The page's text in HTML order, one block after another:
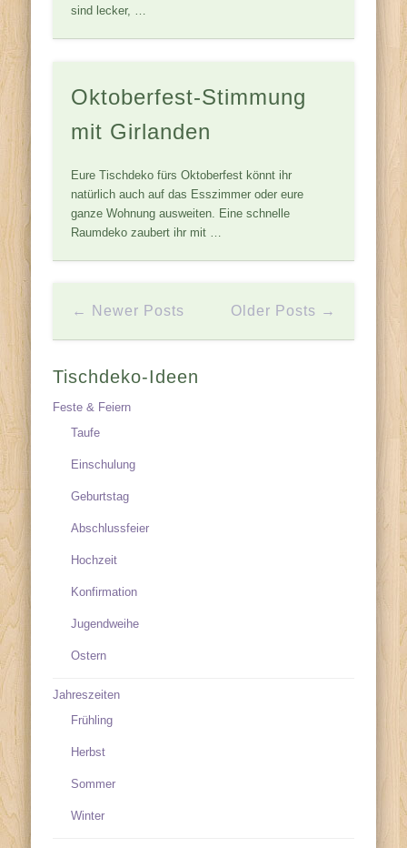
sind lecker, …
Oktoberfest-Stimmung
mit Girlanden
Eure Tischdeko fürs Oktoberfest könnt ihr
natürlich auch auf das Esszimmer oder eure
ganze Wohnung ausweiten. Eine schnelle
Raumdeko zaubert ihr mit …
← Newer Posts Older Posts →
Tischdeko-Ideen
Feste & Feiern
Taufe
Einschulung
Geburtstag
Abschlussfeier
Hochzeit
Konfirmation
Jugendweihe
Ostern
Jahreszeiten
Frühling
Herbst
Sommer
Winter